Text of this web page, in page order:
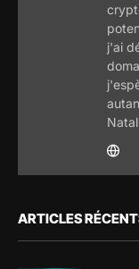
j'ai
ARTICLES